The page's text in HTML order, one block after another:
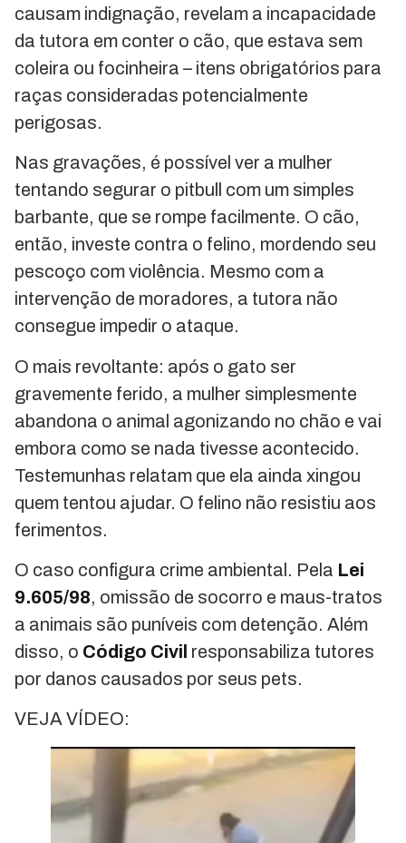
causam indignação, revelam a incapacidade
da tutora em conter o cão, que estava sem
coleira ou focinheira – itens obrigatórios para
raças consideradas potencialmente
perigosas.
Nas gravações, é possível ver a mulher
tentando segurar o pitbull com um simples
barbante, que se rompe facilmente. O cão,
então, investe contra o felino, mordendo seu
pescoço com violência. Mesmo com a
intervenção de moradores, a tutora não
consegue impedir o ataque.
O mais revoltante: após o gato ser
gravemente ferido, a mulher simplesmente
abandona o animal agonizando no chão e vai
embora como se nada tivesse acontecido.
Testemunhas relatam que ela ainda xingou
quem tentou ajudar. O felino não resistiu aos
ferimentos.
O caso configura crime ambiental. Pela Lei
9.605/98, omissão de socorro e maus-tratos
a animais são puníveis com detenção. Além
disso, o Código Civil responsabiliza tutores
por danos causados por seus pets.
VEJA VÍDEO: